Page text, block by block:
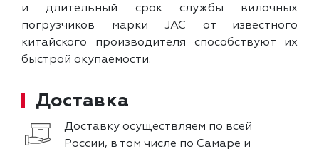
и длительный срок службы вилочных
погрузчиков марки JAC от известного
китайского производителя способствуют их
быстрой окупаемости.
Доставка
Доставку осуществляем по всей
России, в том числе по Самаре и